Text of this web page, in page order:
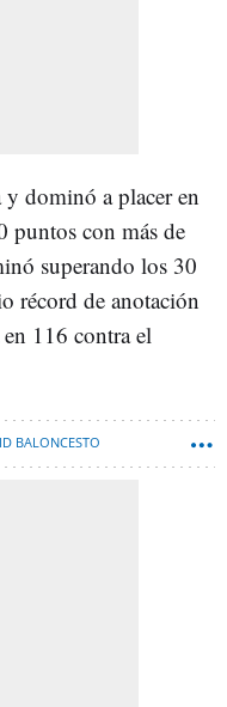
dominó a placer en
puntos con más de
superando los 30
récord de anotación
116 contra el
BALONCESTO